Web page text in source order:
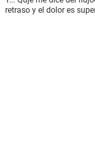
retraso y el dolor es